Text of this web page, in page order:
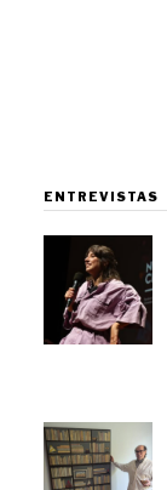
ENTREVISTAS